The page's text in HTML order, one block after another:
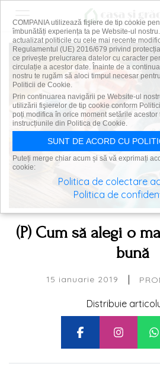
(P) Cum să alegi o
bună
15 ianuarie 2019 |
Distribuie
COMPANIA utilizează fişiere de tip cookie
îmbunătăți experiența ta pe Website-ul
actualizat politicile cu cele mai recente
Regulamentul (UE) 2016/679 privind
ce privește prelucrarea datelor cu caracter
circulație a acestor date. Înainte de a
nostru te rugăm să aloci timpul necesar
Politicii de Cookie.
Prin continuarea navigării pe Website-ul
utilizării fişierelor de tip cookie conform
poți modifica în orice moment setările acestor
instrucțiunile din Politica de Cookie.
SUNT DE ACORD CU
Puteți merge chiar acum și să vă exprimați
cookie:
Politica de colectare
Politica de